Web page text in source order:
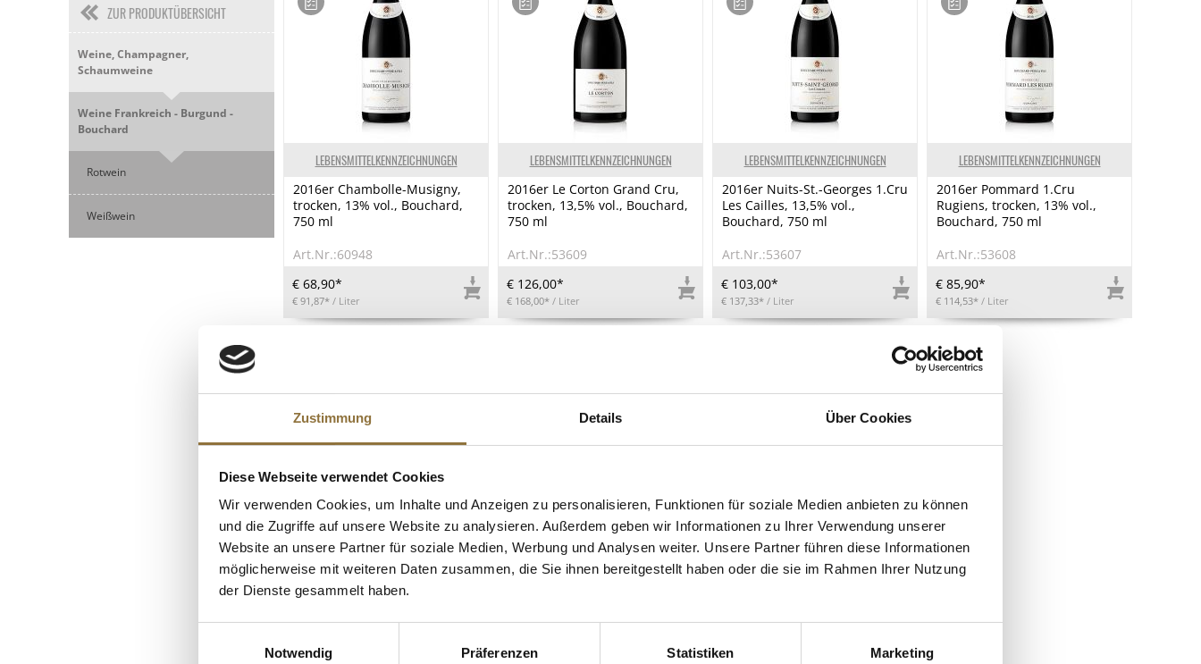
Zustimmung Details Über Cookies
Diese Webseite verwendet Cookies
Wir verwenden Cookies, um Inhalte und Anzeigen zu personalisieren, Funktionen für soziale Medien anbieten zu können
und die Zugriffe auf unsere Website zu analysieren. Außerdem geben wir Informationen zu Ihrer Verwendung unserer
Website an unsere Partner für soziale Medien, Werbung und Analysen weiter. Unsere Partner führen diese Informationen
möglicherweise mit weiteren Daten zusammen, die Sie ihnen bereitgestellt haben oder die sie im Rahmen Ihrer Nutzung
der Dienste gesammelt haben.
Notwendig
Präferenzen Statistiken Marketing
ZUR PRODUKTÜBERSICHT
Weine, Champagner,
Schaumweine
Weine Frankreich - Burgund -
Bouchard
Rotwein
Weißwein
LEBENSMITTELKENNZEICHNUNGEN
2016er Chambolle-Musigny,
trocken, 13% vol., Bouchard,
750 ml
Art.Nr.:60948
€ 68,90*
€ 91,87* / Liter
LEBENSMITTELKENNZEICHNUNGEN
2016er Le Corton Grand Cru,
trocken, 13,5% vol., Bouchard,
750 ml
Art.Nr.:53609
€ 126,00*
€ 168,00* / Liter
LEBENSMITTELKENNZEICHNUNGEN
2016er Nuits-St.-Georges 1.Cru
Les Cailles, 13,5% vol.,
Bouchard, 750 ml
Art.Nr.:53607
€ 103,00*
€ 137,33* / Liter
LEBENSMITTELKENNZEICHNUNGEN
2016er Pommard 1.Cru
Rugiens, trocken, 13% vol.,
Bouchard, 750 ml
Art.Nr.:53608
€ 85,90*
€ 114,53* / Liter
LEBENSMITTELKENNZEICHNUNGEN
Chênes, trocken, 13,5% vol.,
LEBENSMITTELKENNZEICHNUNGEN
Les Cailles, trocken, 13,5% vol.,